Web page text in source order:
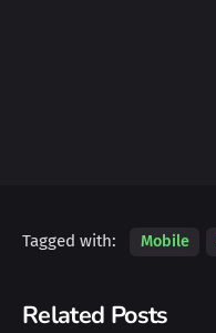
Tagged with: Mobile
Related Posts